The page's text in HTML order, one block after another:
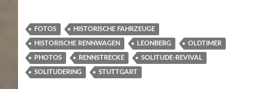
FOTOS HISTORISCHE FAHRZEUGE
HISTORISCHE RENNWAGEN LEONBERG OLDTIMER
PHOTOS RENNSTRECKE SOLITUDE-REVIVAL
SOLITUDERING STUTTGART